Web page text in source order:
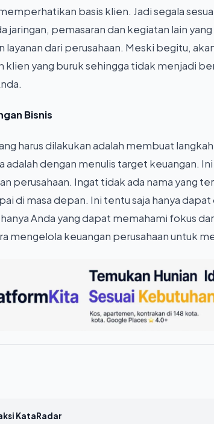
basis klien. Jadi segala
jaringan, pemasaran dan kegiatan lain
layanan dari perusahaan. Meski begitu,
klien yang buruk sehingga tidak menjadi
Bisnis
harus dilakukan adalah membuat
adalah dengan menulis target keuangan.
perusahaan. Ingat tidak ada nama yang
di masa depan. Ini tentu saja hanya
Anda yang dapat memahami fokus
mengelola keuangan perusahaan untuk
KataRadar